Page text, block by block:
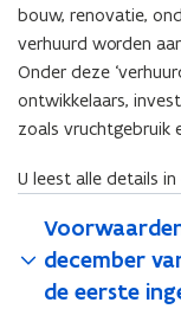
bouw, renovatie,
verhuurd worden
Onder deze
ontwikkelaars,
zoals vruchtgebruik
U leest alle details
december
de eerste